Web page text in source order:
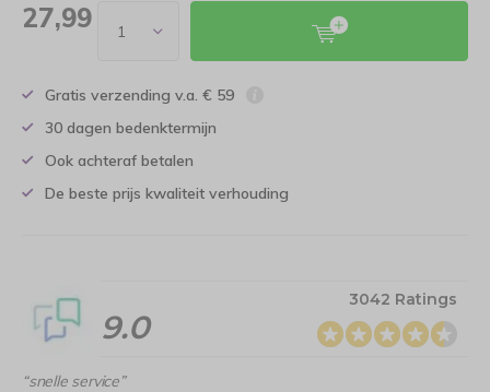
27,99
Gratis verzending v.a. € 59
30 dagen bedenktermijn
Ook achteraf betalen
De beste prijs kwaliteit verhouding
9.0
3042 Ratings
“snelle service”